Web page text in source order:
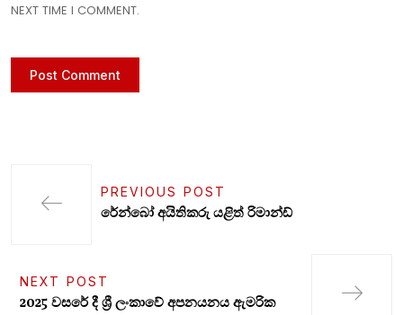
NEXT TIME I COMMENT.
PREVIOUS POST
රේන්බෝ අයිතිකරු යළිත් රිමාන්ඩ්
NEXT POST
2025 වසරේ දී ශ්‍රී ලංකාවේ අපනයනය ඇමරික